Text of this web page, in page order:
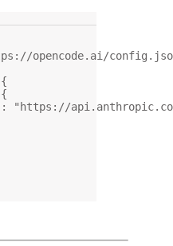
opencode.ai/
:
"https://